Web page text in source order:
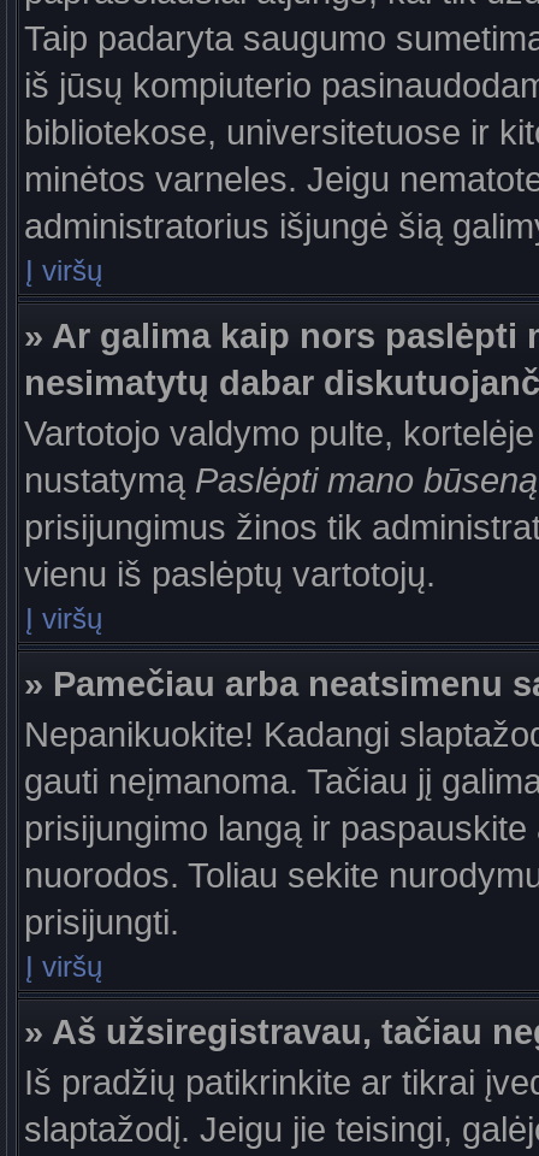
Taip padaryta saugumo
iš jūsų kompiuterio
bibliotekose, universitetuose ir
minėtos varneles. Jeigu
administratorius išjungė šią
Į viršų
» Ar galima kaip nors paslėpti
nesimatytų dabar
Vartotojo valdymo pulte,
nustatymą Paslėpti mano būseną
prisijungimus žinos tik
vienu iš paslėptų vartotojų.
Į viršų
» Pamečiau arba neatsimenu
Nepanikuokite! Kadangi
gauti neįmanoma. Tačiau jį
prisijungimo langą ir
nuorodos. Toliau sekite
prisijungti.
Į viršų
» Aš užsiregistravau, tačiau
Iš pradžių patikrinkite ar tikrai
slaptažodį. Jeigu jie teisingi,